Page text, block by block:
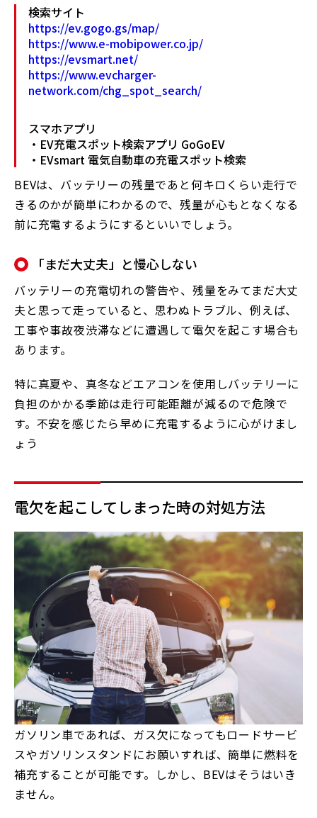
検索サイト
https://ev.gogo.gs/map/
https://www.e-mobipower.co.jp/
https://evsmart.net/
https://www.evcharger-
network.com/chg_spot_search/
スマホアプリ
・EV充電スポット検索アプリ GoGoEV
・EVsmart 電気自動車の充電スポット検索
BEVは、バッテリーの残量であと何キロくらい走行で
きるのかが簡単にわかるので、残量が心もとなくなる
前に充電するようにするといいでしょう。
「まだ大丈夫」と慢心しない
バッテリーの充電切れの警告や、残量をみてまだ大丈
夫と思って走っていると、思わぬトラブル、例えば、
工事や事故夜渋滞などに遭遇して電欠を起こす場合も
あります。
特に真夏や、真冬などエアコンを使用しバッテリーに
負担のかかる季節は走行可能距離が減るので危険で
す。不安を感じたら早めに充電するように心がけまし
ょう
電欠を起こしてしまった時の対処方法
ガソリン車であれば、ガス欠になってもロードサービ
スやガソリンスタンドにお願いすれば、簡単に燃料を
補充することが可能です。しかし、BEVはそうはいき
ません。